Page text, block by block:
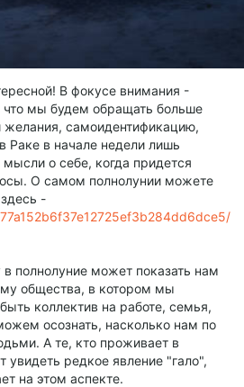
В фокусе внимания -
что мы будем обращать больше
желания, самоидентификацию,
Раке в начале недели лишь
мысли о себе, когда придется
О самом полнолунии можете
-
полнолуние может показать нам
общества, в котором мы
коллектив на работе, семья,
осознать, насколько нам по
А те, кто проживает в
увидеть редкое явление "гало",
на этом аспекте.